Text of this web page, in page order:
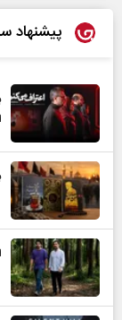
پیشنهاد